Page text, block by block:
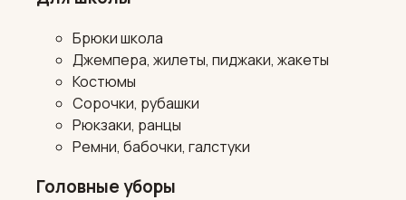
Брюки школа
Джемпера, жилеты, пиджаки, жакеты
Костюмы
Сорочки, рубашки
Рюкзаки, ранцы
Ремни, бабочки, галстуки
Головные уборы